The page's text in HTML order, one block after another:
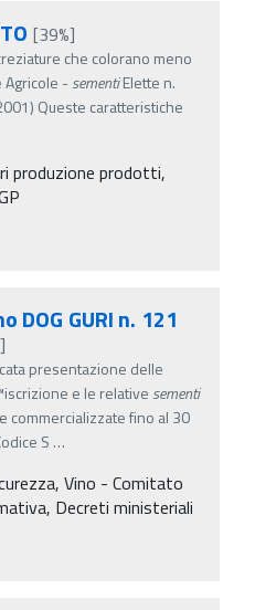
[39%]
che colorano meno
Agricole -sementiElette n.
Queste caratteristiche
produzione prodotti,
DOG GURI n. 121
presentazione delle
e le relative sementi
commercializzate fino al 30
S …
Vino - Comitato
Decreti ministeriali